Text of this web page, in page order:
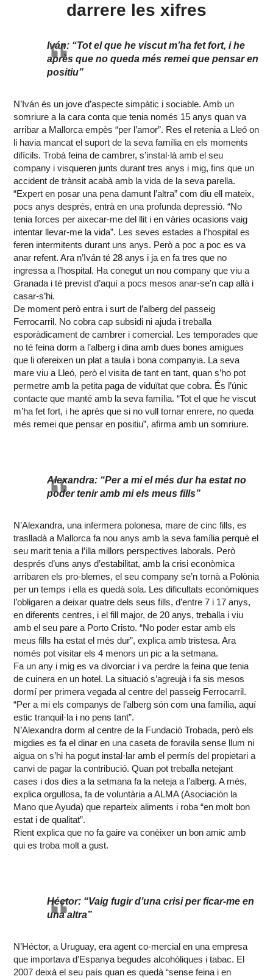
darrere les xifres
Iván: “Tot el que he viscut m’ha fet fort, i he
après que no queda més remei que pensar en
positiu”
N’Iván és un jove d’aspecte simpàtic i sociable. Amb un
somriure a la cara conta que tenia només 15 anys quan va
arribar a Mallorca empès “per l’amor”. Res el retenia a Lleó on
li havia mancat el suport de la seva família en els moments
difícils. Trobà feina de cambrer, s’instal·là amb el seu
company i visqueren junts durant tres anys i mig, fins que un
accident de trànsit acabà amb la vida de la seva parella.
“Expert en posar una pena damunt l’altra” com diu ell mateix,
pocs anys després, entrà en una profunda depressió. “No
tenia forces per aixecar-me del llit i en vàries ocasions vaig
intentar llevar-me la vida”. Les seves estades a l’hospital es
feren intermitents durant uns anys. Però a poc a poc es va
anar refent. Ara n’Iván té 28 anys i ja en fa tres que no
ingressa a l’hospital. Ha conegut un nou company que viu a
Granada i té previst d’aquí a pocs mesos anar-se’n cap allà i
casar-s’hi.
De moment però entra i surt de l’alberg del passeig
Ferrocarril. No cobra cap subsidi ni ajuda i treballa
esporàdicament de cambrer i comercial. Les temporades que
no té feina dorm a l’alberg i dina amb dues bones amigues
que li ofereixen un plat a taula i bona companyia. La seva
mare viu a Lleó, però el visita de tant en tant, quan s’ho pot
permetre amb la petita paga de viduïtat que cobra. És l’únic
contacte que manté amb la seva família. “Tot el que he viscut
m’ha fet fort, i he après que si no vull tornar enrere, no queda
més remei que pensar en positiu”, afirma amb un somriure.
Alexandra: “Per a mi el més dur ha estat no
poder tenir amb mi els meus fills”
N’Alexandra, una infermera polonesa, mare de cinc fills, es
traslladà a Mallorca fa nou anys amb la seva família perquè el
seu marit tenia a l’illa millors perspectives laborals. Però
després d’uns anys d’estabilitat, amb la crisi econòmica
arribaren els pro-blemes, el seu company se’n tornà a Polònia
per un temps i ella es quedà sola. Les dificultats econòmiques
l’obligaren a deixar quatre dels seus fills, d’entre 7 i 17 anys,
en diferents centres, i el fill major, de 20 anys, treballa i viu
amb el seu pare a Porto Cristo. “No poder estar amb els
meus fills ha estat el més dur”, explica amb tristesa. Ara
només pot visitar els 4 menors un pic a la setmana.
Fa un any i mig es va divorciar i va perdre la feina que tenia
de cuinera en un hotel. La situació s’agreujà i fa sis mesos
dormí per primera vegada al centre del passeig Ferrocarril.
“Per a mi els companys de l’alberg són com una família, aquí
estic tranquil·la i no pens tant”.
N’Alexandra dorm al centre de la Fundació Trobada, però els
migdies es fa el dinar en una caseta de foravila sense llum ni
aigua on s’hi ha pogut instal·lar amb el permís del propietari a
canvi de pagar la contribució. Quan pot treballa netejant
cases i dos dies a la setmana fa la neteja a l’alberg. A més,
explica orgullosa, fa de voluntària a ALMA (Asociación la
Mano que Ayuda) que reparteix aliments i roba “en molt bon
estat i de qualitat”.
Rient explica que no fa gaire va conèixer un bon amic amb
qui es troba molt a gust.
Héctor: “Vaig fugir d’una crisi per ficar-me en
una altra”
N’Héctor, a Uruguay, era agent co-mercial en una empresa
que importava d’Espanya begudes alcohòliques i tabac. El
2007 deixà el seu país quan es quedà “sense feina i en